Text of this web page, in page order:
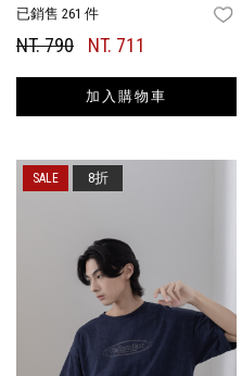
已銷售 261 件
NT. 790 NT. 711
加入購物車
8折